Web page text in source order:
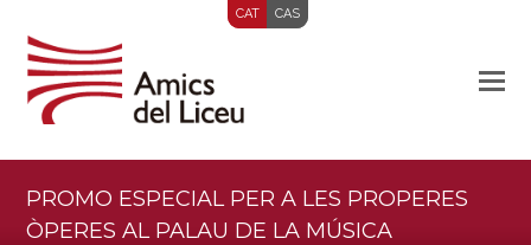
CAT CAS
PROMO ESPECIAL PER A LES PROPERES
ÒPERES AL PALAU DE LA MÚSICA